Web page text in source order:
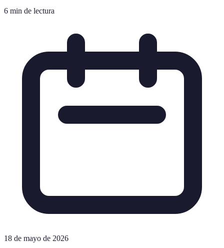
6 min de lectura
18 de mayo de 2026